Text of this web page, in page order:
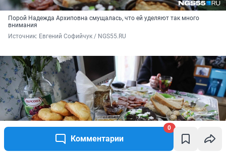
Комментарии
0
Порой Надежда Архиповна смущалась, что ей уделяют так много
внимания
Источник: Евгений Софийчук / NGS55.RU